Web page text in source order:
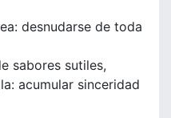
desnudarse de toda
sabores sutiles,
acumular sinceridad